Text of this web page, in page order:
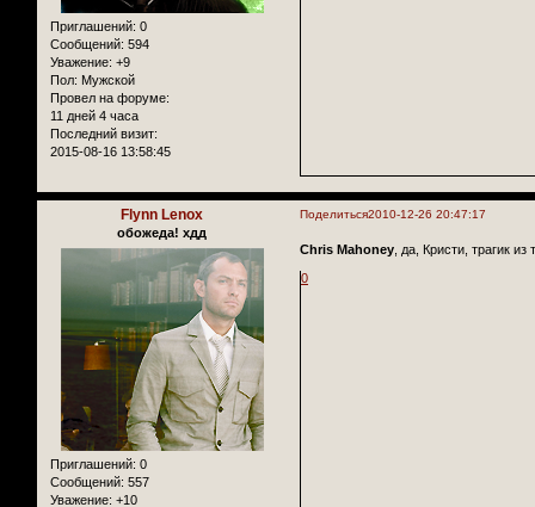
Приглашений: 0
Сообщений: 594
Уважение: +9
Пол: Мужской
Провел на форуме:
11 дней 4 часа
Последний визит:
2015-08-16 13:58:45
Поделиться2010-12-26 20:47:17
Flynn Lenox
обожеда! хдд
Приглашений: 0
Сообщений: 557
Уважение: +10
Chris Mahoney , да, Кристи, трагик
0